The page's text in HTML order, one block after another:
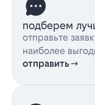
подберем
отправьте
наиболее
отправить